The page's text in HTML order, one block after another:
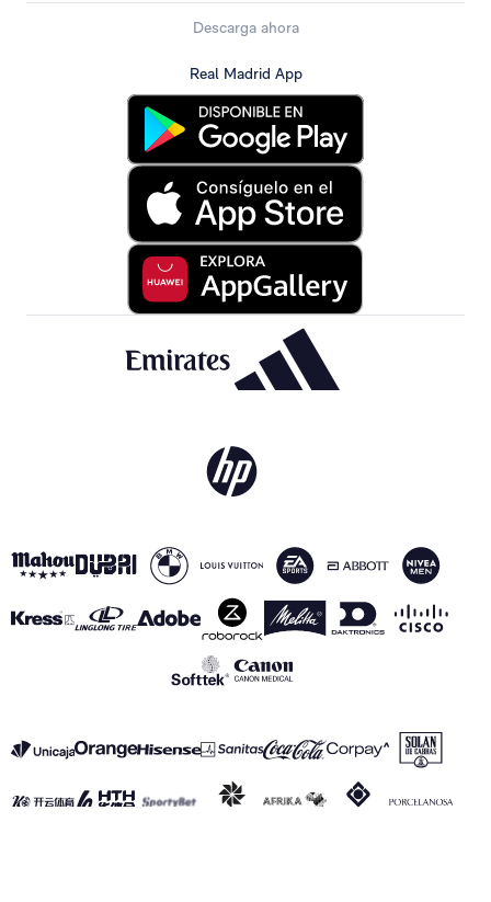
Descarga ahora
Real Madrid App